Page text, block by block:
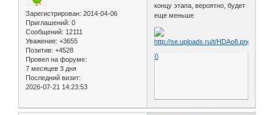
Зарегистрирован: 2014-04-06
Приглашений: 0
Сообщений: 12111
Уважение: +3655
Позитив: +4528
Провел на форуме:
7 месяцев 3 дня
Последний визит:
2026-07-21 14:23:53
концу этапа, вероятно, будет
еще меньше
0